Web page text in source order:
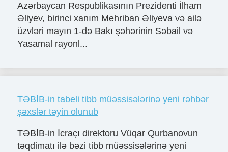
Azərbaycan Respublikasının Prezidenti İlham
Əliyev, birinci xanım Mehriban Əliyeva və ailə
üzvləri mayın 1-də Bakı şəhərinin Səbail və
Yasamal rayonl...
TƏBİB-in tabeli tibb müəssisələrinə yeni rəhbər
şəxslər təyin olunub
TƏBİB-in İcraçı direktoru Vüqar Qurbanovun
təqdimatı ilə bəzi tibb müəssisələrinə yeni